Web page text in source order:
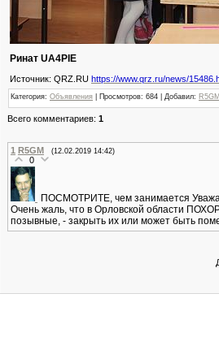
Ринат UA4PIE
Источник: QRZ.RU https://www.qrz.ru/news/
Категория: Объявления Просмотров: 684 | Добавил: R5GM
Всего комментариев: 1
1 R5GM (12.02.2019 14:42)
0
ПОСМОТРИТЕ, чем занимается
Очень жаль, что в Орловской области
позывные, - закрыть их или может быть